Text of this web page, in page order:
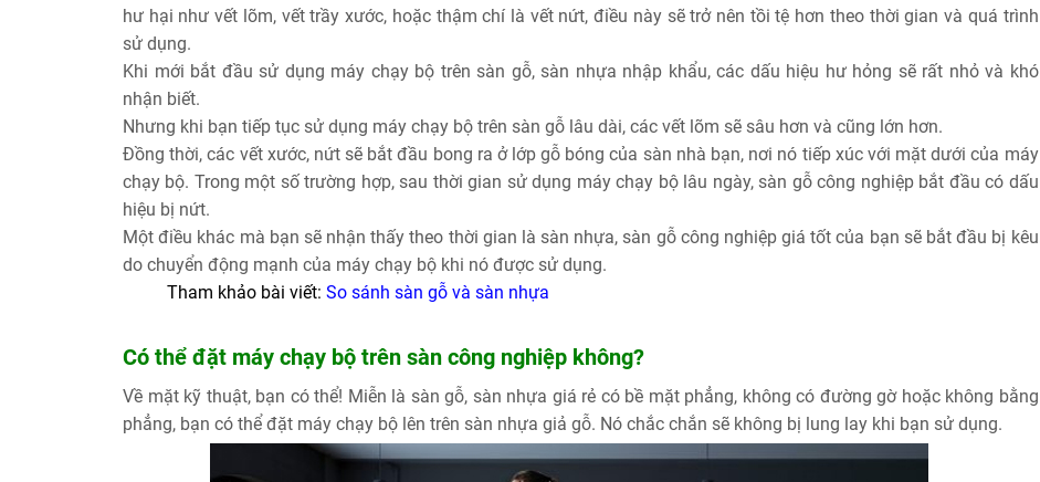
hư hại như vết lõm, vết trầy xước, hoặc thậm chí là vết nứt, điều này sẽ trở nên tồi tệ hơn theo thời gian và quá trình
sử dụng.
Khi mới bắt đầu sử dụng máy chạy bộ trên sàn gỗ, sàn nhựa nhập khẩu, các dấu hiệu hư hỏng sẽ rất nhỏ và khó
nhận biết.
Nhưng khi bạn tiếp tục sử dụng máy chạy bộ trên sàn gỗ lâu dài, các vết lõm sẽ sâu hơn và cũng lớn hơn.
Đồng thời, các vết xước, nứt sẽ bắt đầu bong ra ở lớp gỗ bóng của sàn nhà bạn, nơi nó tiếp xúc với mặt dưới của máy
chạy bộ. Trong một số trường hợp, sau thời gian sử dụng máy chạy bộ lâu ngày, sàn gỗ công nghiệp bắt đầu có dấu
hiệu bị nứt.
Một điều khác mà bạn sẽ nhận thấy theo thời gian là sàn nhựa, sàn gỗ công nghiệp giá tốt của bạn sẽ bắt đầu bị kêu
do chuyển động mạnh của máy chạy bộ khi nó được sử dụng.
Tham khảo bài viết: So sánh sàn gỗ và sàn nhựa
Có thể đặt máy chạy bộ trên sàn công nghiệp không?
Về mặt kỹ thuật, bạn có thể! Miễn là sàn gỗ, sàn nhựa giá rẻ có bề mặt phẳng, không có đường gờ hoặc không bằng
phẳng, bạn có thể đặt máy chạy bộ lên trên sàn nhựa giả gỗ. Nó chắc chắn sẽ không bị lung lay khi bạn sử dụng.